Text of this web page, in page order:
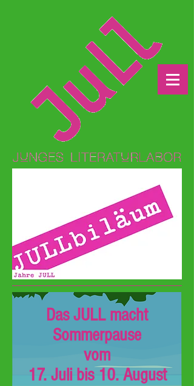
Das JULL macht
Sommerpause
vom
17. Juli bis 10. August